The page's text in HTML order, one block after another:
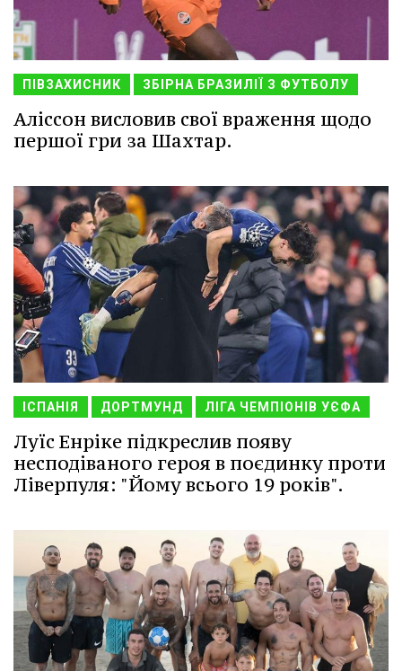
ПІВЗАХИСНИК ЗБІРНА БРАЗИЛІЇ З ФУТБОЛУ
Аліссон висловив свої враження щодо
першої гри за Шахтар.
ІСПАНІЯ ДОРТМУНД ЛІГА ЧЕМПІОНІВ УЄФА
Луїс Енріке підкреслив появу
несподіваного героя в поєдинку проти
Ліверпуля: "Йому всього 19 років".